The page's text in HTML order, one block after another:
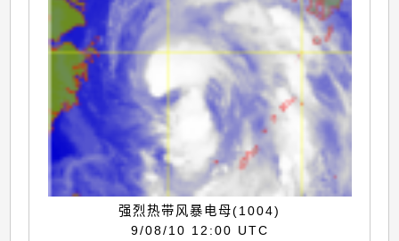
强烈热带风暴电母(1004)
9/08/10 12:00 UTC